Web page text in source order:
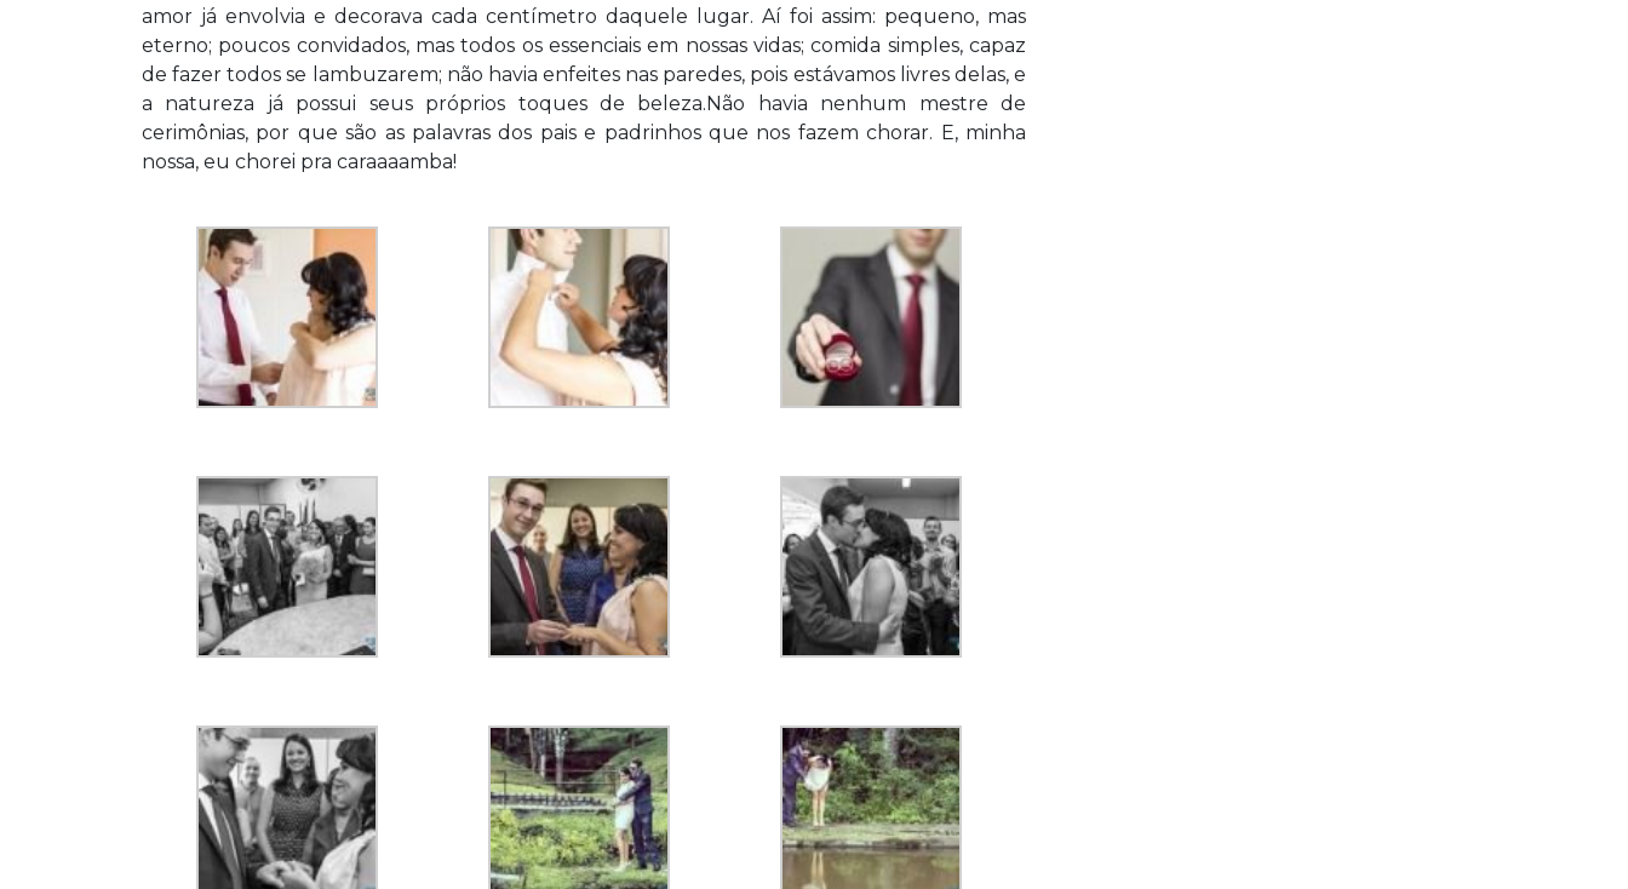
amor já envolvia e decorava cada centímetro daquele lugar. Aí foi assim: pequeno, mas
eterno; poucos convidados, mas todos os essenciais em nossas vidas; comida simples, capaz
de fazer todos se lambuzarem; não havia enfeites nas paredes, pois estávamos livres delas, e
a natureza já possui seus próprios toques de beleza.Não havia nenhum mestre de
cerimônias, por que são as palavras dos pais e padrinhos que nos fazem chorar. E, minha
nossa, eu chorei pra caraaaamba!